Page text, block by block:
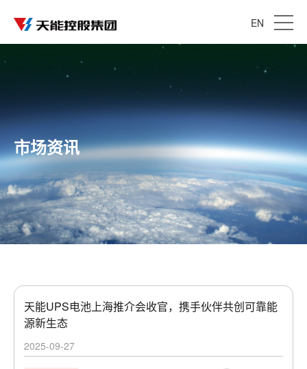
EN
市场资讯
天能UPS电池上海推介会收官，携手伙伴共创可靠能
源新生态
2025-09-27